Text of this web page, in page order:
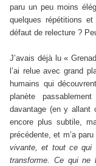
paru un peu moins
quelques répétitions
défaut de relecture ?
J’avais déjà lu «
l’ai relue avec grand
humains qui
planète
davantage (en y allant
encore plus subtile,
précédente, et m’a
vivante, et tout ce qui
transforme. Ce qui ne